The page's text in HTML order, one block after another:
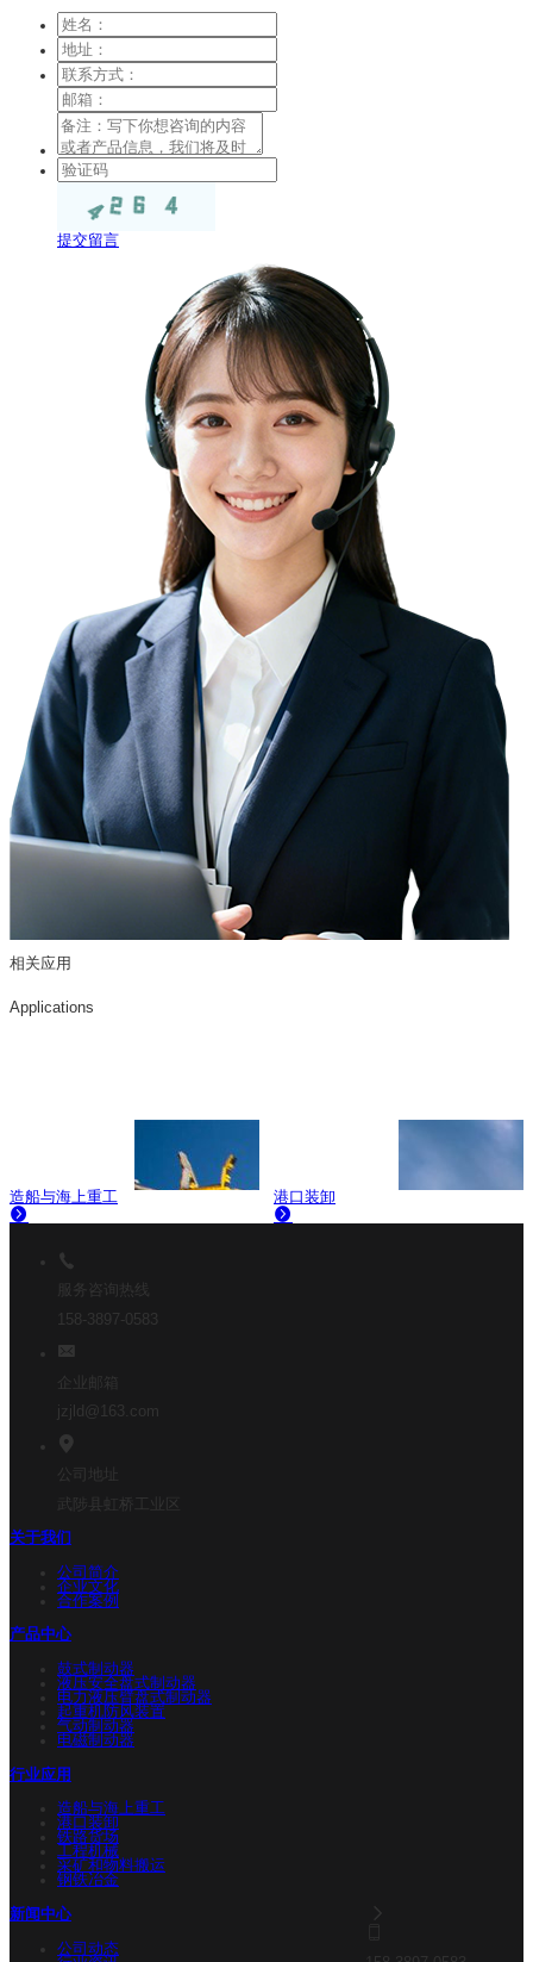
提交留言
相关应用
Applications
造船与海上重工 港口装卸
服务咨询热线
158-3897-0583
企业邮箱
jzjld@163.com
公司地址
武陟县虹桥工业区
关于我们
公司简介
企业文化
合作案例
产品中心
鼓式制动器
液压安全盘式制动器
电力液压臂盘式制动器
起重机防风装置
气动制动器
电磁制动器
行业应用
造船与海上重工
港口装卸
铁路货场
工程机械
采矿和物料搬运
钢铁冶金
新闻中心
公司动态